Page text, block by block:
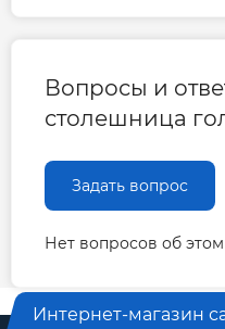
Вопросы и
столешница
Задать вопрос
Нет вопросов об
Интернет-магазин